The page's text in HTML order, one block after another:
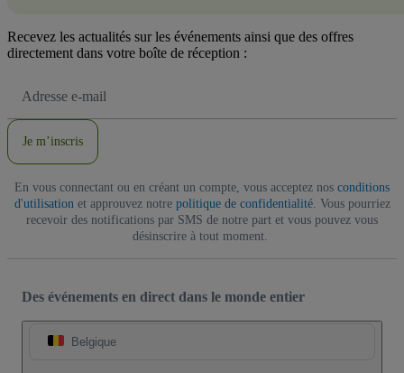
Recevez les actualités sur les événements ainsi que des offres
directement dans votre boîte de réception :
e-
Je m’inscris
En vous connectant ou en créant un compte, vous acceptez nos conditions
d'utilisation et approuvez notre politique de confidentialité. Vous pourriez
recevoir des notifications par SMS de notre part et vous pouvez vous
désinscrire à tout moment.
Des événements en direct dans le monde entier
Belgique